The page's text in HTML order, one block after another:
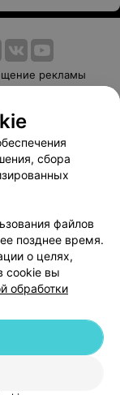
рекламы
оплаты
Республика Беларусь,
сбора
файлов
позднее время.
о целях,
cookie вы
обработки